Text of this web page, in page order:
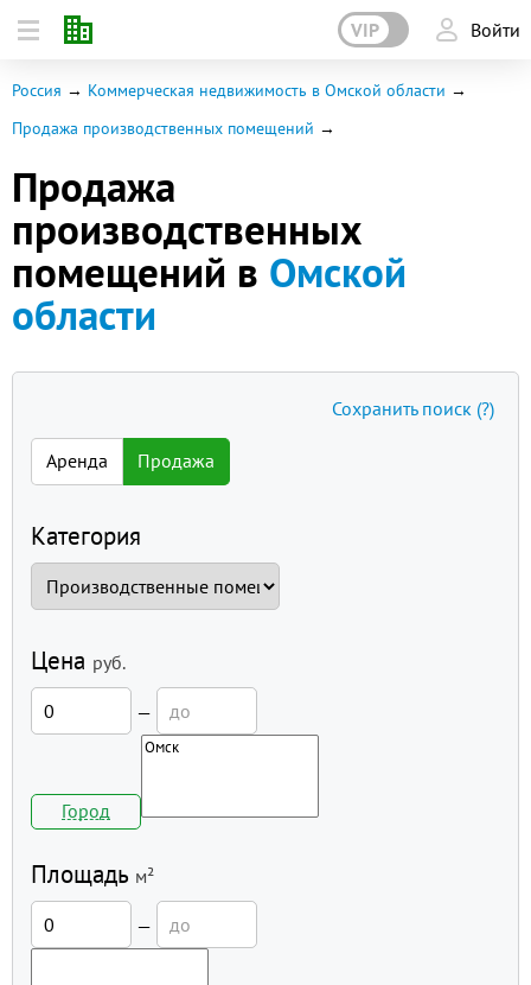
VIP Войти
Россия
Коммерческая недвижимость в Омской области
Продажа производственных помещений
Продажа
производственных
помещений в Омской
области
Аренда Продажа
Категория
Цена руб.
—
Город
Площадь м²
—
Сохранить поиск (?)